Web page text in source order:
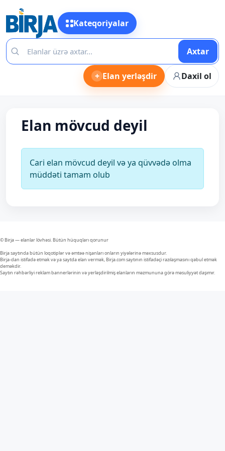
Kateqoriyalar
Axtar
+ Elan yerləşdir Daxil ol
Elan mövcud deyil
Cari elan mövcud deyil və ya qüvvədə olma
müddəti tamam olub
© Birja — elanlar lövhəsi. Bütün hüquqları qorunur
Birja saytında bütün loqotiplər və əmtəə nişanları onların yiyələrinə məxsusdur.
Birja-dan istifadə etmək və ya saytda elan vermək, Birja.com saytının istifadəçi razılaşmasını qəbul etmək
deməkdir.
Saytın rəhbərliyi reklam bannerlərinin və yerləşdirilmiş elanların məzmununa görə məsuliyyət daşımır.